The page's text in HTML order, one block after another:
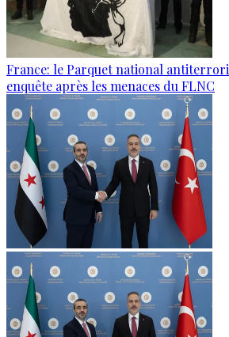
France: le Parquet national
enquête après les menaces du FLNC